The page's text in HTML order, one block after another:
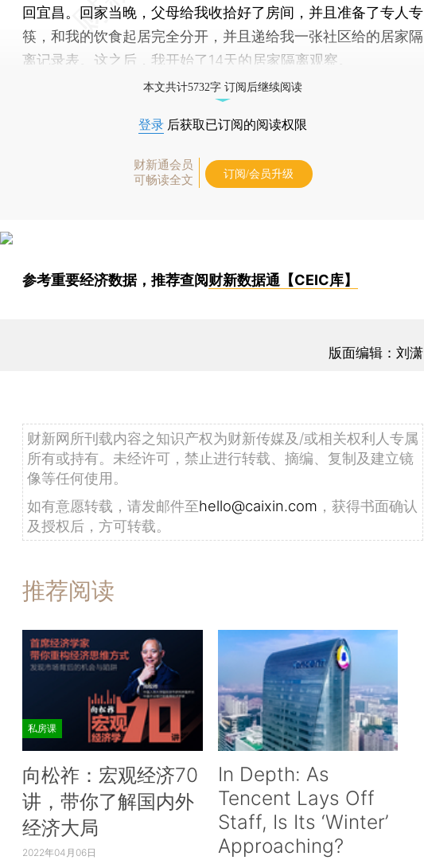
回宜昌。回家当晚，父母给我收拾好了房间，并且准备了专人专
筷，和我的饮食起居完全分开，并且递给我一张社区给的居家隔
离记录表。这之后，我开始了14天的居家隔离观察。
本文共计5732字 订阅后继续阅读
登录 后获取已订阅的阅读权限
财新通会员
可畅读全文
订阅/会员升级
参考重要经济数据，推荐查阅财新数据通【CEIC库】
版面编辑：刘潇
财新网所刊载内容之知识产权为财新传媒及/或相关权利人专属
所有或持有。未经许可，禁止进行转载、摘编、复制及建立镜
像等任何使用。
如有意愿转载，请发邮件至hello@caixin.com ，获得书面确认
及授权后，方可转载。
推荐阅读
私房课
向松祚：宏观经济70
讲，带你了解国内外
经济大局
2022年04月06日
In Depth: As
Tencent Lays Off
Staff, Is Its ‘Winter’
Approaching?